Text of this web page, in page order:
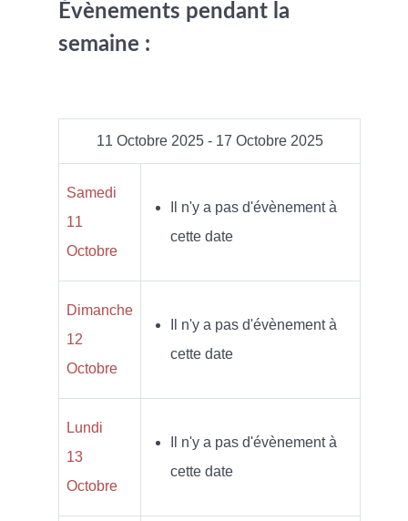
Évènements pendant la
semaine :
11 Octobre 2025 - 17 Octobre 2025
Samedi
11
Octobre
Il n'y a pas d'évènement à
cette date
Dimanche
12
Octobre
Il n'y a pas d'évènement à
cette date
Lundi
13
Octobre
Il n'y a pas d'évènement à
cette date